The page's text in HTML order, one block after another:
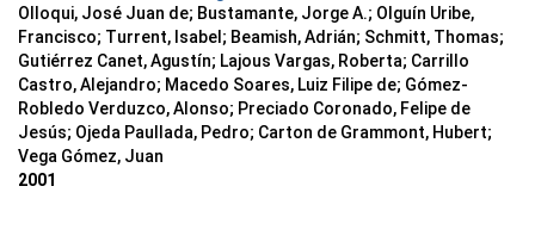
Olloqui, José Juan de; Bustamante, Jorge A.; Olguín Uribe,
Francisco; Turrent, Isabel; Beamish, Adrián; Schmitt, Thomas;
Gutiérrez Canet, Agustín; Lajous Vargas, Roberta; Carrillo
Castro, Alejandro; Macedo Soares, Luiz Filipe de; Gómez-
Robledo Verduzco, Alonso; Preciado Coronado, Felipe de
Jesús; Ojeda Paullada, Pedro; Carton de Grammont, Hubert;
Vega Gómez, Juan
2001